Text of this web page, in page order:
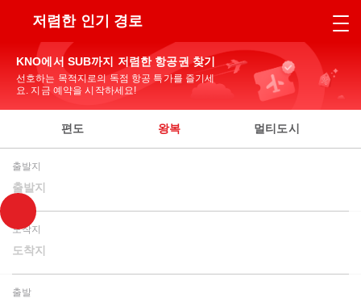
저렴한 인기 경로
KNO에서 SUB까지 저렴한 항공권 찾기
선호하는 목적지로의 독점 항공 특가를 즐기세
요. 지금 예약을 시작하세요!
편도 왕복 멀티도시
출발지
출발지
도착지
도착지
출발